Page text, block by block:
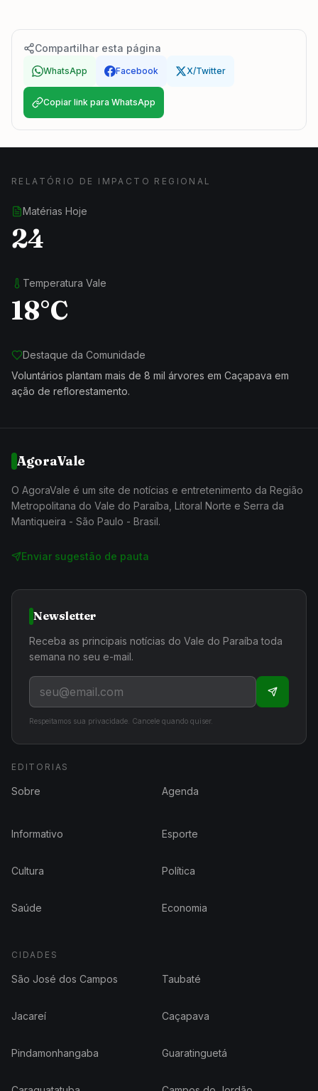
Compartilhar esta página
WhatsApp Facebook X/Twitter
Copiar link para WhatsApp
RELATÓRIO DE IMPACTO REGIONAL
Matérias Hoje
24
Temperatura Vale
18°C
Destaque da Comunidade
Voluntários plantam mais de 8 mil árvores em Caçapava em
ação de reflorestamento.
AgoraVale
O AgoraVale é um site de notícias e entretenimento da Região
Metropolitana do Vale do Paraíba, Litoral Norte e Serra da
Mantiqueira - São Paulo - Brasil.
Enviar sugestão de pauta
Newsletter
Receba as principais notícias do Vale do Paraíba toda
semana no seu e-mail.
Respeitamos sua privacidade. Cancele quando quiser.
EDITORIAS
Sobre Agenda
Informativo Esporte
Cultura Política
Saúde Economia
CIDADES
São José dos Campos Taubaté
Jacareí Caçapava
Pindamonhangaba Guaratinguetá